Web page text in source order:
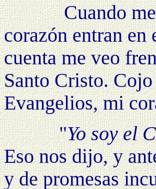
Cuando me
corazón entran en
cuenta me veo
Santo Cristo.
Evangelios, mi
"Yo soy el
Eso nos dijo, y
y de promesas